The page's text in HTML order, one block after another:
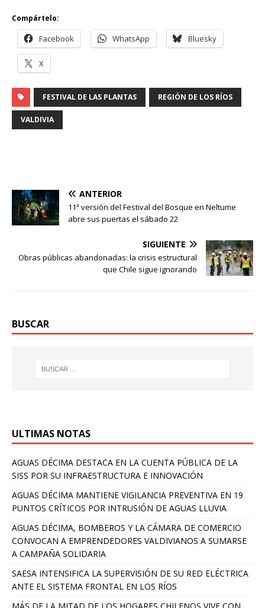
Compártelo:
Facebook WhatsApp Bluesky
X
FESTIVAL DE LAS PLANTAS REGIÓN DE LOS RÍOS
VALDIVIA
ANTERIOR
11ª versión del Festival del Bosque en Neltume
abre sus puertas el sábado 22
SIGUIENTE
Obras públicas abandonadas: la crisis estructural
que Chile sigue ignorando
BUSCAR
ULTIMAS NOTAS
AGUAS DÉCIMA DESTACA EN LA CUENTA PÚBLICA DE LA
SISS POR SU INFRAESTRUCTURA E INNOVACIÓN
AGUAS DÉCIMA MANTIENE VIGILANCIA PREVENTIVA EN 19
PUNTOS CRÍTICOS POR INTRUSIÓN DE AGUAS LLUVIA
AGUAS DÉCIMA, BOMBEROS Y LA CÁMARA DE COMERCIO
CONVOCAN A EMPRENDEDORES VALDIVIANOS A SUMARSE
A CAMPAÑA SOLIDARIA
SAESA INTENSIFICA LA SUPERVISIÓN DE SU RED ELÉCTRICA
ANTE EL SISTEMA FRONTAL EN LOS RÍOS